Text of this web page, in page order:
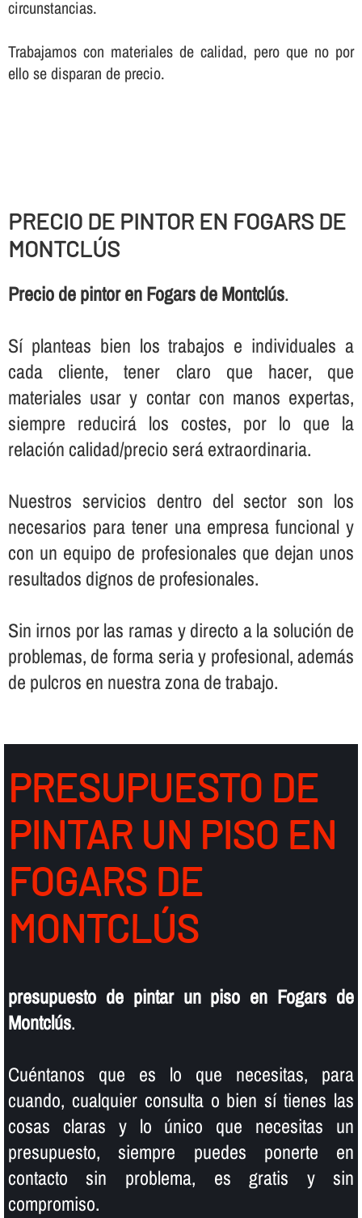
circunstancias.
Trabajamos con materiales de calidad, pero que no por
ello se disparan de precio.
PRECIO DE PINTOR EN FOGARS DE
MONTCLÚS
Precio de pintor en Fogars de Montclús.
Sí­ planteas bien los trabajos e individuales a
cada cliente, tener claro que hacer, que
materiales usar y contar con manos expertas,
siempre reducirá los costes, por lo que la
relación calidad/precio será extraordinaria.
Nuestros servicios dentro del sector son los
necesarios para tener una empresa funcional y
con un equipo de profesionales que dejan unos
resultados dignos de profesionales.
Sin irnos por las ramas y directo a la solución de
problemas, de forma seria y profesional, además
de pulcros en nuestra zona de trabajo.
PRESUPUESTO DE
PINTAR UN PISO EN
FOGARS DE
MONTCLÚS
presupuesto de pintar un piso en Fogars de
Montclús.
Cuéntanos que es lo que necesitas, para
cuando, cualquier consulta o bien sí­ tienes las
cosas claras y lo único que necesitas un
presupuesto, siempre puedes ponerte en
contacto sin problema, es gratis y sin
compromiso.